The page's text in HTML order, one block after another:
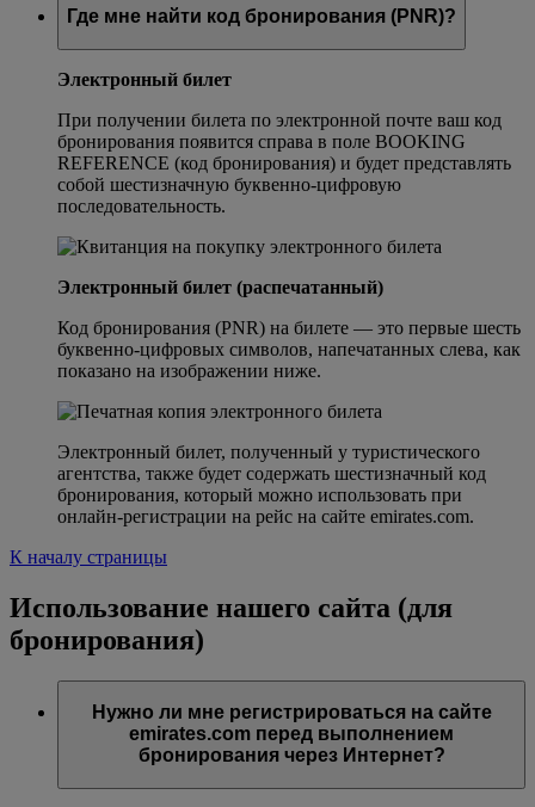
Где мне найти код бронирования (PNR)?
Электронный билет
При получении билета по электронной почте ваш код
бронирования появится справа в поле BOOKING
REFERENCE (код бронирования) и будет представлять
собой шестизначную буквенно-цифровую
последовательность.
Электронный билет (распечатанный)
Код бронирования (PNR) на билете — это первые шесть
буквенно-цифровых символов, напечатанных слева, как
показано на изображении ниже.
Электронный билет, полученный у туристического
агентства, также будет содержать шестизначный код
бронирования, который можно использовать при
онлайн-регистрации на рейс на сайте emirates.com.
К началу страницы
Использование нашего сайта (для
бронирования)
Нужно ли мне регистрироваться на сайте
emirates.com перед выполнением
бронирования через Интернет?